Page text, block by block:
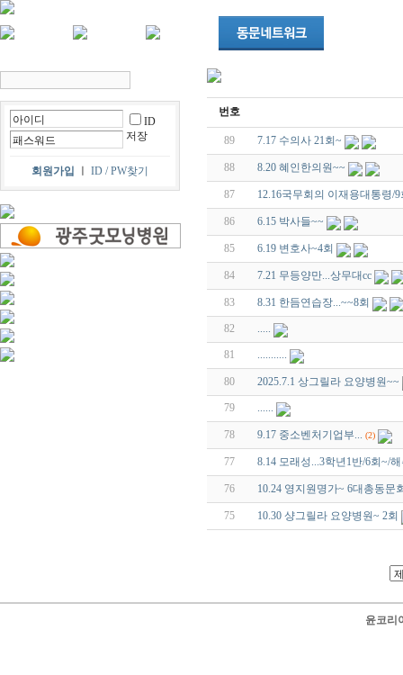
ID
저장
회원가입 ID / PW찾기
번호
89 7.17 수의사 21회~
88 8.20 혜인한의원~~
87 12.16국무회의 이재용대통령/
86 6.15 박사들~~
85 6.19 변호사~4회
84 7.21 무등양만...상무대cc
83 8.31 한듬연습장...~~8회
82 .....
81 ...........
80 2025.7.1 상그릴라 요양병원~~
79 ......
78 9.17 중소벤처기업부... (2)
77 8.14 모래성...3학년1반/6회~/
76 10.24 영지원명가~ 6대총동문
75 10.30 샹그릴라 요양병원~ 2회
윤코리